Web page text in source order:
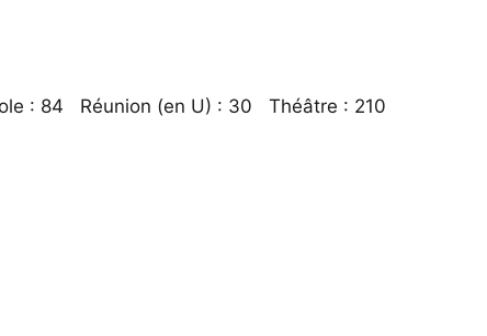
: 84 Réunion (en U) : 30 Théâtre : 210